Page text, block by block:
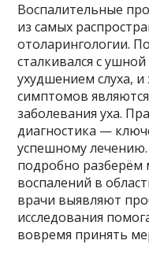
Воспалительные
из самых
отоларингологии.
сталкивался с
ухудшением слуха,
симптомов
заболевания уха.
диагностика —
успешному
подробно разберём
воспалений в
врачи выявляют
исследования
вовремя принять